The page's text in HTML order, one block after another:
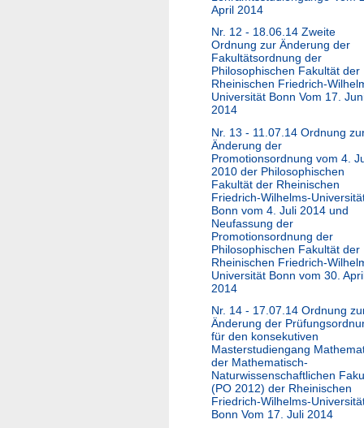
April 2014
Nr. 12 - 18.06.14 Zweite
Ordnung zur Änderung der
Fakultätsordnung der
Philosophischen Fakultät der
Rheinischen Friedrich-
Universität Bonn Vom 17.
2014
Nr. 13 - 11.07.14 Ordnung
Änderung der
Promotionsordnung vom 4.
2010 der Philosophischen
Fakultät der Rheinischen
Friedrich-Wilhelms-
Bonn vom 4. Juli 2014 und
Neufassung der
Promotionsordnung der
Philosophischen Fakultät der
Rheinischen Friedrich-
Universität Bonn vom 30.
2014
Nr. 14 - 17.07.14 Ordnung
Änderung der
für den konsekutiven
Masterstudiengang
der Mathematisch-
Naturwissenschaftlichen
(PO 2012) der Rheinischen
Friedrich-Wilhelms-
Bonn Vom 17. Juli 2014